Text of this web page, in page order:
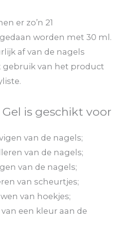
er zo’n 21
worden met 30 ml.
af van de nagels
gebruik van het product
is geschikt voor
van de nagels;
van de nagels;
van de nagels;
van scheurtjes;
van hoekjes;
een kleur aan de